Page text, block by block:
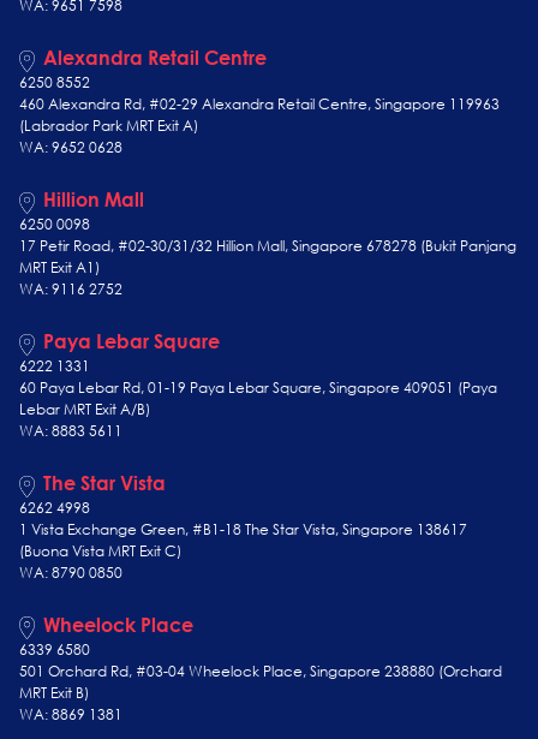
WA: 9651 7598
Alexandra Retail Centre
6250 8552
460 Alexandra Rd, #02-29 Alexandra Retail Centre, Singapore 119963
(Labrador Park MRT Exit A)
WA: 9652 0628
Hillion Mall
6250 0098
17 Petir Road, #02-30/31/32 Hillion Mall, Singapore 678278 (Bukit Panjang
MRT Exit A1)
WA: 9116 2752
Paya Lebar Square
6222 1331
60 Paya Lebar Rd, 01-19 Paya Lebar Square, Singapore 409051 (Paya
Lebar MRT Exit A/B)
WA: 8883 5611
The Star Vista
6262 4998
1 Vista Exchange Green, #B1-18 The Star Vista, Singapore 138617
(Buona Vista MRT Exit C)
WA: 8790 0850
Wheelock Place
6339 6580
501 Orchard Rd, #03-04 Wheelock Place, Singapore 238880 (Orchard
MRT Exit B)
WA: 8869 1381